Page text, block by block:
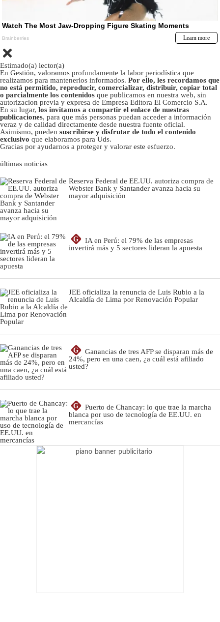
Estimado(a) lector(a)
En Gestión, valoramos profundamente la labor periodística que
realizamos para mantenerlos informados. Por ello, les recordamos que
no está permitido, reproducir, comercializar, distribuir, copiar total
o parcialmente los contenidos que publicamos en nuestra web, sin
autorizacion previa y expresa de Empresa Editora El Comercio S.A.
En su lugar, los invitamos a compartir el enlace de nuestras
publicaciones, para que más personas puedan acceder a información
veraz y de calidad directamente desde nuestra fuente oficial.
Asimismo, pueden suscribirse y disfrutar de todo el contenido
exclusivo que elaboramos para Uds.
Gracias por ayudarnos a proteger y valorar este esfuerzo.
últimas noticias
Reserva Federal de EE.UU. autoriza compra de
Webster Bank y Santander avanza hacia su
mayor adquisición
G
IA en Perú: el 79% de las empresas
invertirá más y 5 sectores lideran la apuesta
JEE oficializa la renuncia de Luis Rubio a la
Alcaldía de Lima por Renovación Popular
G
Ganancias de tres AFP se disparan más de
24%, pero en una caen, ¿a cuál está afiliado
usted?
G
Puerto de Chancay: lo que trae la marcha
blanca por uso de tecnología de EE.UU. en
mercancías